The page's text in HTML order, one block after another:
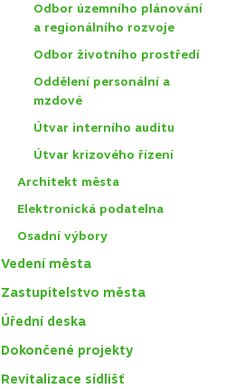
Odbor územního plánování
a regionálního rozvoje
Odbor životního prostředí
Oddělení personální a
mzdové
Útvar interního auditu
Útvar krizového řízení
Architekt města
Elektronická podatelna
Osadní výbory
Vedení města
Zastupitelstvo města
Úřední deska
Dokončené projekty
Revitalizace sídlišť